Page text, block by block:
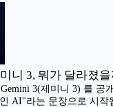
니 3, 뭐가 달라졌을
3(제미니 3) 를 공
AI"라는 문장으로 시작